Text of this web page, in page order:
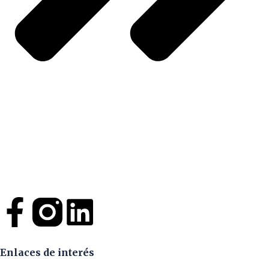
Enlaces de interés